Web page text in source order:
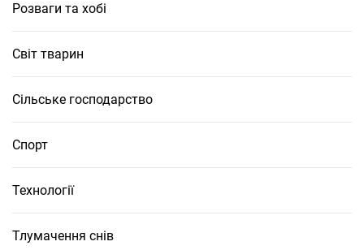
Розваги та хобі
Світ тварин
Сільське господарство
Спорт
Технології
Тлумачення снів